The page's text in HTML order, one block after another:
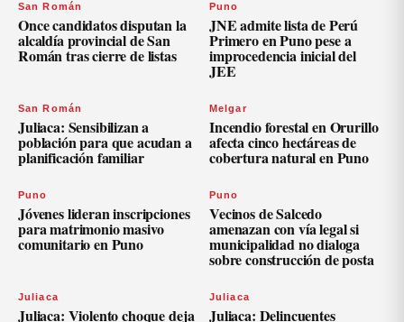
San Román
Once candidatos disputan la
alcaldía provincial de San
Román tras cierre de listas
Puno
JNE admite lista de Perú
Primero en Puno pese a
improcedencia inicial del
JEE
San Román
Juliaca: Sensibilizan a
población para que acudan a
planificación familiar
Melgar
Incendio forestal en Orurillo
afecta cinco hectáreas de
cobertura natural en Puno
Puno
Jóvenes lideran inscripciones
para matrimonio masivo
comunitario en Puno
Puno
Vecinos de Salcedo
amenazan con vía legal si
municipalidad no dialoga
sobre construcción de posta
Juliaca
Juliaca: Violento choque deja
Juliaca
Juliaca: Delincuentes